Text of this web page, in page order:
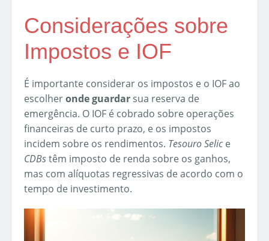
Considerações sobre
Impostos e IOF
É importante considerar os impostos e o IOF ao
escolheronde guardar sua reserva de
emergência. O IOF é cobrado sobre operações
financeiras de curto prazo, e os impostos
incidem sobre os rendimentos. Tesouro Selice
CDBstêm imposto de renda sobre os ganhos,
mas com alíquotas regressivas de acordo com o
tempo de investimento.